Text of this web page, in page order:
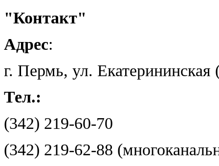
"Контакт"
Адрес:
г. Пермь, ул. Екатерининская
Тел.:
(342) 219-60-70
(342) 219-62-88